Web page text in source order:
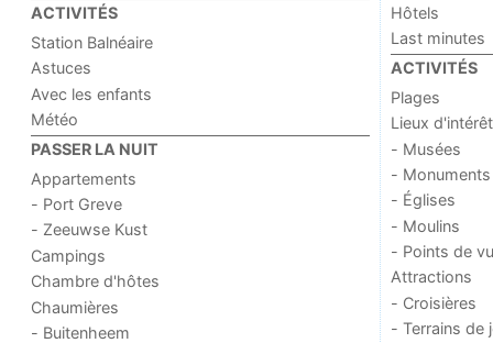
ACTIVITÉS
Station Balnéaire
Astuces
Avec les enfants
Météo
PASSER LA NUIT
Appartements
- Port Greve
- Zeeuwse Kust
Campings
Chambre d'hôtes
Chaumières
- Buitenheem
Hôtels
Last minutes
ACTIVITÉS
Plages
Lieux d'intérêt
- Musées
- Monuments
- Églises
- Moulins
- Points de
Attractions
- Croisières
- Terrains de